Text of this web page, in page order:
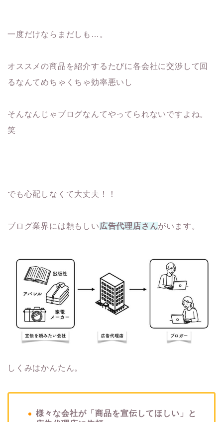
一度だけならまだしも…。
オススメの商品を紹介するたびに各会社に交渉して回
るなんてめちゃくちゃ効率悪いし
そんなんじゃブログなんてやってられないですよね。
笑
でも心配しなくて大丈夫！！
ブログ業界には頼もしい 広告代理店さんがいます。
しくみはかんたん。
様々な会社が「商品を宣伝してほしい」と